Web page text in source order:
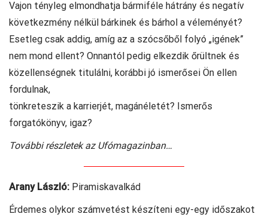
Vajon tényleg elmondhatja bármiféle hátrány és negatív
következmény nélkül bárkinek és bárhol a véleményét?
Esetleg csak addig, amíg az a szócsőből folyó „igének”
nem mond ellent? Onnantól pedig elkezdik őrültnek és
közellenségnek titulálni, korábbi jó ismerősei Ön ellen
fordulnak,
tönkreteszik a karrierjét, magánéletét? Ismerős
forgatókönyv, igaz?
További részletek az Ufómagazinban…
Arany László: Piramiskavalkád
Érdemes olykor számvetést készíteni egy-egy időszakot